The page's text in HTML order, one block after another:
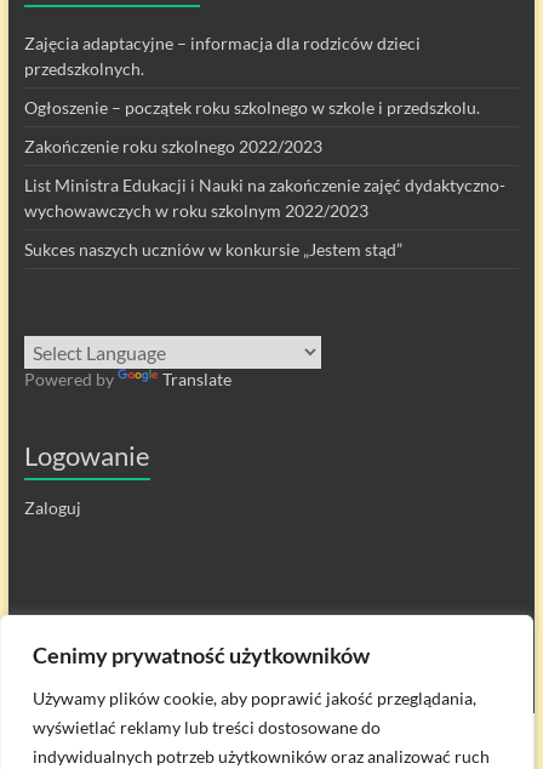
Cenimy prywatność użytkowników
Używamy plików cookie, aby poprawić jakość przeglądania,
wyświetlać reklamy lub treści dostosowane do
indywidualnych potrzeb użytkowników oraz analizować ruch
Zajęcia adaptacyjne – informacja dla rodziców dzieci
przedszkolnych.
Ogłoszenie – początek roku szkolnego w szkole i przedszkolu.
Zakończenie roku szkolnego 2022/2023
List Ministra Edukacji i Nauki na zakończenie zajęć dydaktyczno-
wychowawczych w roku szkolnym 2022/2023
Sukces naszych uczniów w konkursie „Jestem stąd”
Powered by Translate
Logowanie
Zaloguj
Prawa autorskie © 2026Zespół Szkół w Przesmykach. All rights reserved.
ThemeSpaciousby ThemeGrill. Powered by:WordPress.